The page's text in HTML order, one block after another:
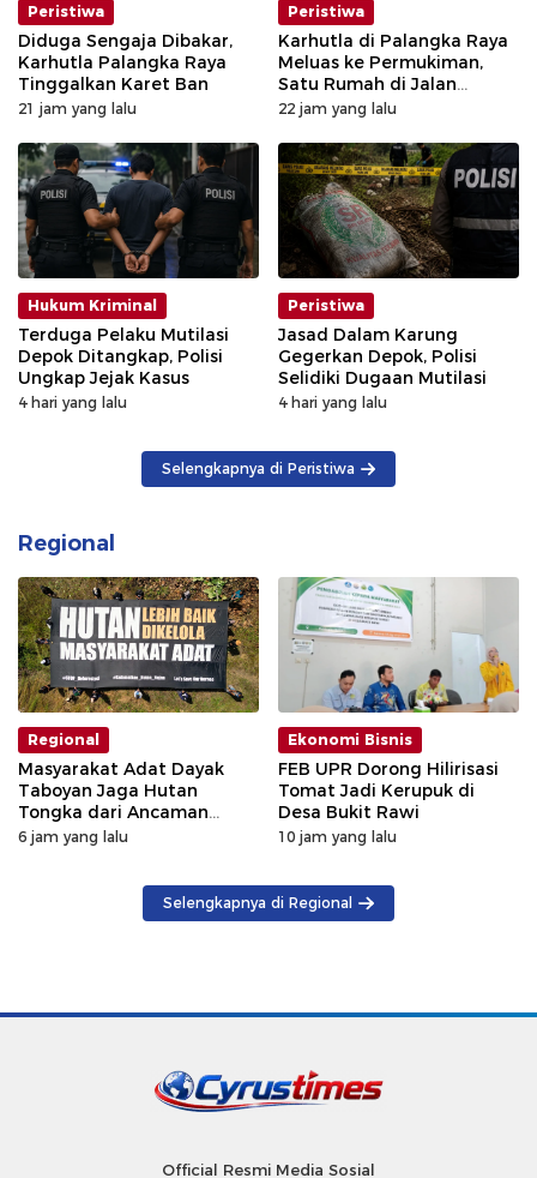
Peristiwa
Diduga Sengaja Dibakar,
Karhutla Palangka Raya
Tinggalkan Karet Ban
21 jam yang lalu
Peristiwa
Karhutla di Palangka Raya
Meluas ke Permukiman,
Satu Rumah di Jalan
Kalibata Hangus Terbakar
22 jam yang lalu
Hukum Kriminal
Terduga Pelaku Mutilasi
Depok Ditangkap, Polisi
Ungkap Jejak Kasus
4 hari yang lalu
Peristiwa
Jasad Dalam Karung
Gegerkan Depok, Polisi
Selidiki Dugaan Mutilasi
4 hari yang lalu
Selengkapnya di Peristiwa
Regional
Regional
Masyarakat Adat Dayak
Taboyan Jaga Hutan
Tongka dari Ancaman
Deforestasi
6 jam yang lalu
Ekonomi Bisnis
FEB UPR Dorong Hilirisasi
Tomat Jadi Kerupuk di
Desa Bukit Rawi
10 jam yang lalu
Selengkapnya di Regional
Official Resmi Media Sosial